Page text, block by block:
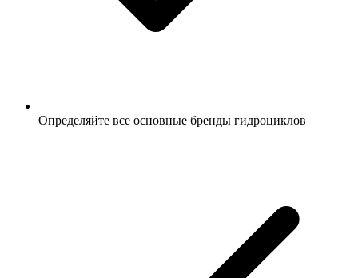
Определяйте все основные бренды гидроциклов